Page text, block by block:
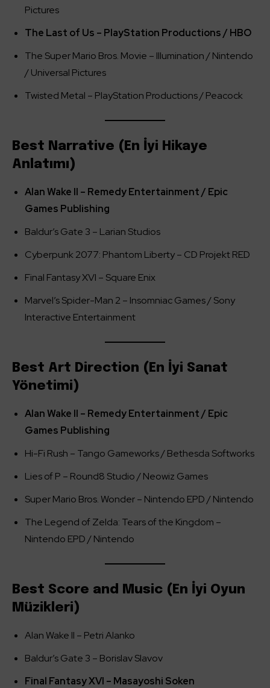
Pictures
The Last of Us – PlayStation Productions / HBO
The Super Mario Bros. Movie – Illumination / Nintendo
/ Universal Pictures
Twisted Metal – PlayStation Productions / Peacock
Best Narrative (En İyi Hikaye
Anlatımı)
Alan Wake II – Remedy Entertainment / Epic
Games Publishing
Baldur’s Gate 3 – Larian Studios
Cyberpunk 2077: Phantom Liberty – CD Projekt RED
Final Fantasy XVI – Square Enix
Marvel’s Spider-Man 2 – Insomniac Games / Sony
Interactive Entertainment
Best Art Direction (En İyi Sanat
Yönetimi)
Alan Wake II – Remedy Entertainment / Epic
Games Publishing
Hi-Fi Rush – Tango Gameworks / Bethesda Softworks
Lies of P – Round8 Studio / Neowiz Games
Super Mario Bros. Wonder – Nintendo EPD / Nintendo
The Legend of Zelda: Tears of the Kingdom –
Nintendo EPD / Nintendo
Best Score and Music (En İyi Oyun
Müzikleri)
Alan Wake II – Petri Alanko
Baldur’s Gate 3 – Borislav Slavov
Final Fantasy XVI – Masayoshi Soken